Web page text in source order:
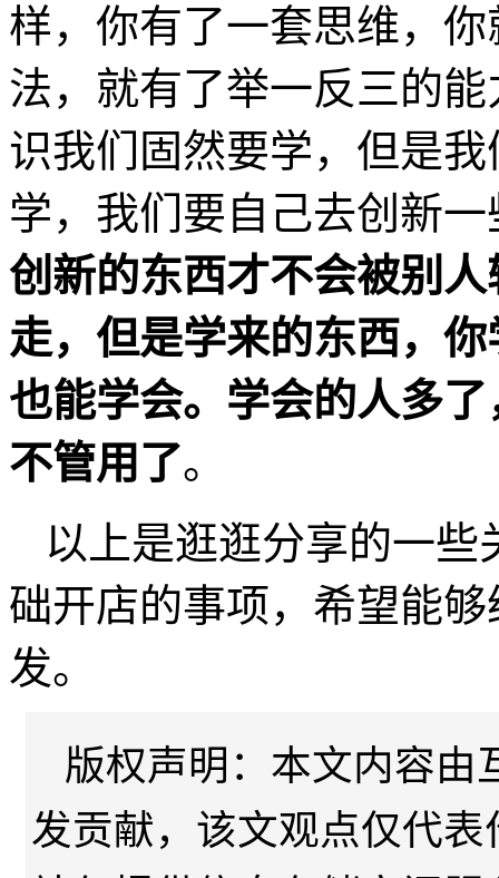
样，你有了一套思维，
法，就有了举一反三的
识我们固然要学，但是
学，我们要自己去创新
创新的东西才不会被别
走，但是学来的东西，
也能学会。学会的人多
不管用了。
以上是逛逛分享的一些
础开店的事项，希望能
发。
版权声明：本文内容由
发贡献，该文观点仅代